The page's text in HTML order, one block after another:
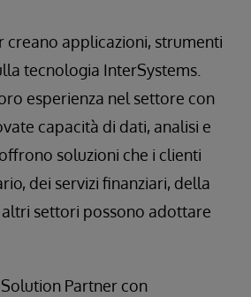
creano applicazioni, strumenti
tecnologia InterSystems.
esperienza nel settore con
capacità di dati, analisi e
soluzioni che i clienti
dei servizi finanziari, della
settori possono adottare
Partner con